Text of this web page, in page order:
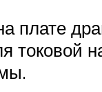
плате